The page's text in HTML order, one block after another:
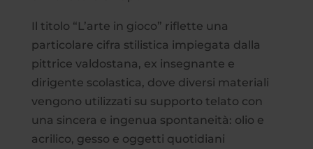
Il titolo “L’arte in gioco” riflette una
particolare cifra stilistica impiegata dalla
pittrice valdostana, ex insegnante e
dirigente scolastica, dove diversi materiali
vengono utilizzati su supporto telato con
una sincera e ingenua spontaneità: olio e
acrilico, gesso e oggetti quotidiani